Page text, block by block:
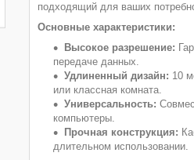
подходящий для ваших
Основные характеристики:
Высокое разрешение:
передаче данных.
Удлиненный дизайн: 10
или классная комната.
Универсальность:
компьютеры.
Прочная конструкция:
длительном использовании.